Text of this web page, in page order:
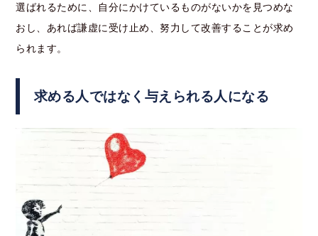
選ばれるために、自分にかけているものがないかを見つめな
おし、あれば謙虚に受け止め、努力して改善することが求め
られます。
求める人ではなく与えられる人になる